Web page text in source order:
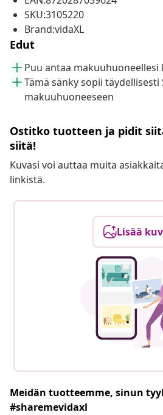
SKU:3105220
Brand:vidaXL
Edut
Puu antaa
Tämä sänky sopii täydellisesti
makuuhuoneeseen
Ostitko tuotteen ja pidit
siitä!
Kuvasi voi auttaa muita
linkistä.
Lisää
Meidän tuotteemme, sinun
#sharemevidaxl